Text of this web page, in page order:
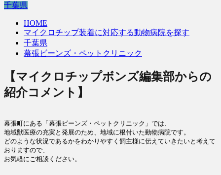
千葉県
HOME
マイクロチップ装着に対応する動物病院を探す
千葉県
幕張ビーンズ・ペットクリニック
【マイクロチップボンズ編集部からの
紹介コメント】
幕張町にある「幕張ビーンズ・ペットクリニック」では、
地域獣医療の充実と発展のため、地域に根付いた動物病院です。
どのような状況であるかをわかりやすく飼主様に伝えていきたいと考えて
おりますので、
お気軽にご相談ください。